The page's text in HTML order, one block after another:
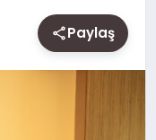
Paylaş